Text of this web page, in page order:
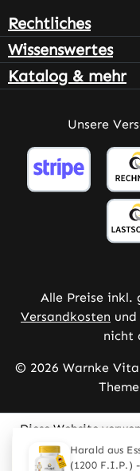
Rechtliches
Wissenswertes
Katalog & mehr
Unsere
Alle Preise inkl.
Versandkosten
nicht
© 2026 Warnke
Diese Website
Erfahrung bieten